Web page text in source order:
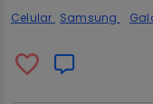
Celular Samsung